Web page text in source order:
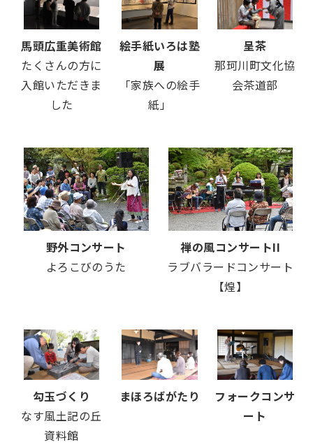
馬頭広重美術館
たくさんの方に
入館いただきま
した
呈茶
那珂川町文化協
会茶道部
絵手紙いろは塾
展
「家族への絵手
紙」
野外コンサート
よろこびのうた
禅の風コンサートII
ラブバラードコンサート
【煌】
勾玉づくり
なす風土記の丘
資料館
フォークコンサ
ート
まほろばがたり